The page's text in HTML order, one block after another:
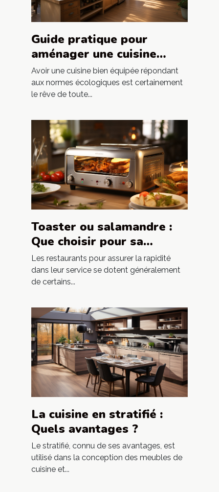
Guide pratique pour
aménager une cuisine
écolo
Avoir une cuisine bien équipée répondant
aux normes écologiques est certainement
le rêve de toute...
Toaster ou salamandre :
Que choisir pour sa
cuisine ?
Les restaurants pour assurer la rapidité
dans leur service se dotent généralement
de certains...
La cuisine en stratifié :
Quels avantages ?
Le stratifié, connu de ses avantages, est
utilisé dans la conception des meubles de
cuisine et...